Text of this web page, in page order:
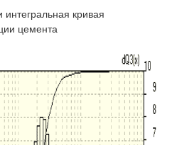
кривая
цемента